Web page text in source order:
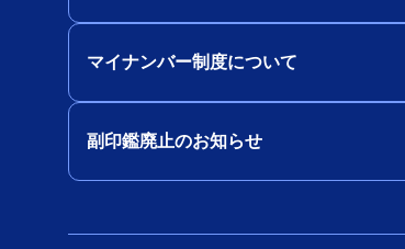
マイナンバー制度について
副印鑑廃止のお知らせ